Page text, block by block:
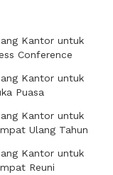
Kantor untuk
Conference
Kantor untuk
Puasa
Kantor untuk
Ulang Tahun
Kantor untuk
Reuni